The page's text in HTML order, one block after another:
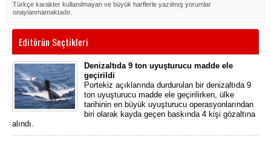
Türkçe karakter kullanılmayan ve büyük harflerle yazılmış yorumlar
onaylanmamaktadır.
Editörün Seçtikleri
Denizaltıda 9 ton uyuşturucu madde ele
geçirildi
Portekiz açıklarında durdurulan bir denizaltıda 9
ton uyuşturucu madde ele geçirilirken, ülke
tarihinin en büyük uyuşturucu operasyonlarından
biri olarak kayda geçen baskında 4 kişi gözaltına
alındı.